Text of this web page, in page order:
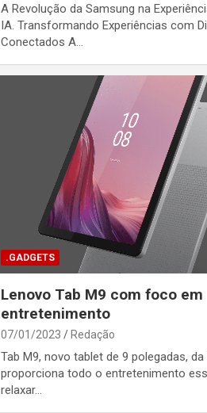
A Revolução da Samsung na
IA. Transformando Experiências com
Conectados A…
.GADGETS
Lenovo Tab M9 com foco em
entretenimento
07/01/2023 Redação
Tab M9, novo tablet de 9 polegadas,
proporciona todo o entretenimento
relaxar…